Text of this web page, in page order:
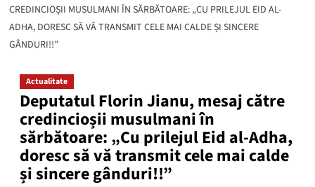
CREDINCIOȘII MUSULMANI ÎN SĂRBĂTOARE: „CU PRILEJUL EID AL-
ADHA, DORESC SĂ VĂ TRANSMIT CELE MAI CALDE ȘI SINCERE
GÂNDURI!!”
Actualitate
Deputatul Florin Jianu, mesaj către
credincioșii musulmani în
sărbătoare: „Cu prilejul Eid al-Adha,
doresc să vă transmit cele mai calde
și sincere gânduri!!”